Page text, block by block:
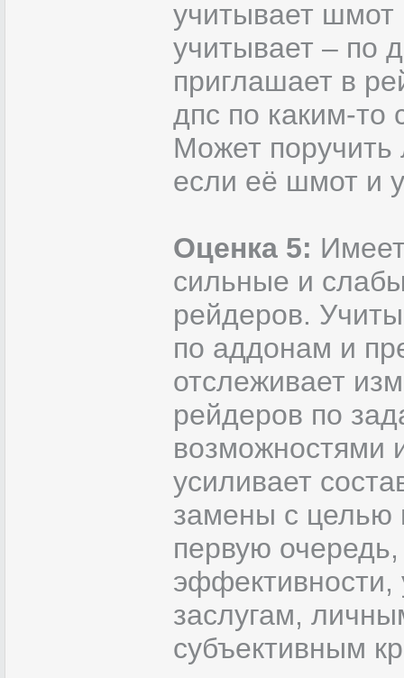
учитывает
учитывает – по
приглашает в
дпс по каким-то
Может
если её шмот и
Оценка 5:
сильные и
рейдеров.
по аддонам и
отслеживает
рейдеров по
возможностями
усиливает
замены с целью
первую
заслугам,
субъективным